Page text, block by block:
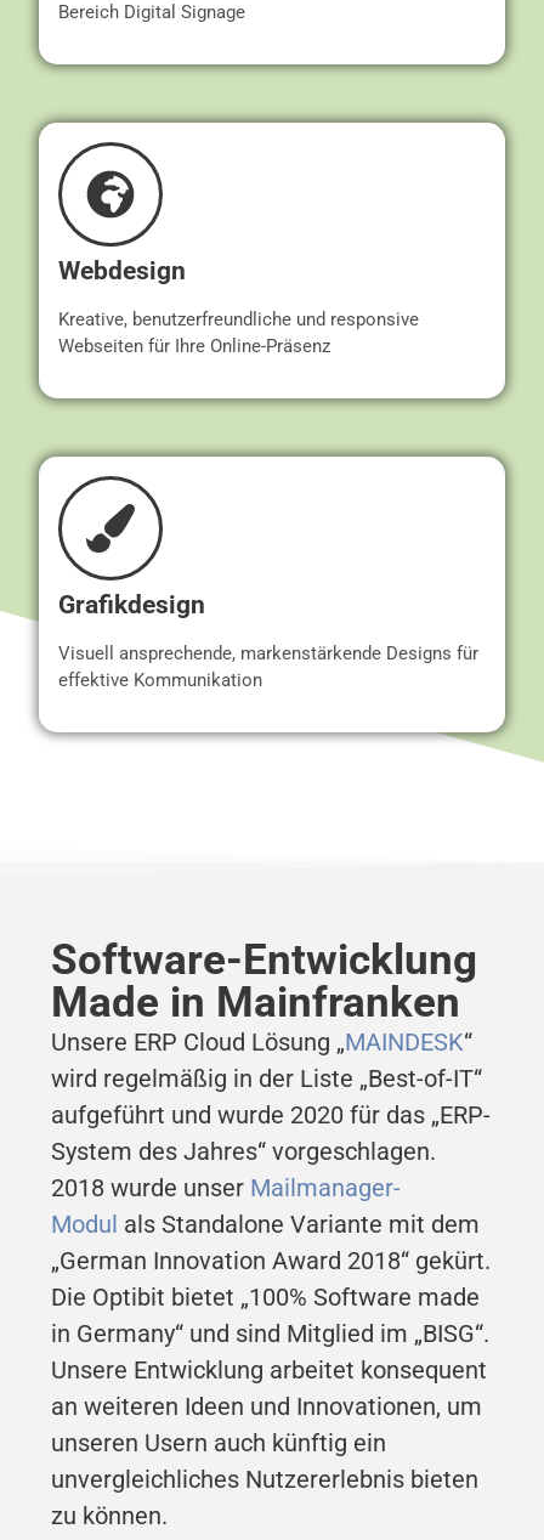
Bereich Digital Signage
Webdesign
Kreative, benutzerfreundliche und responsive
Webseiten für Ihre Online-Präsenz
Grafikdesign
Visuell ansprechende, markenstärkende Designs für
effektive Kommunikation
Software-Entwicklung
Made in Mainfranken
Unsere ERP Cloud Lösung „MAINDESK“
wird regelmäßig in der Liste „Best-of-IT“
aufgeführt und wurde 2020 für das „ERP-
System des Jahres“ vorgeschlagen.
2018 wurde unser Mailmanager-
Modul als Standalone Variante mit dem
„German Innovation Award 2018“ gekürt.
Die Optibit bietet „100% Software made
in Germany“ und sind Mitglied im „BISG“.
Unsere Entwicklung arbeitet konsequent
an weiteren Ideen und Innovationen, um
unseren Usern auch künftig ein
unvergleichliches Nutzererlebnis bieten
zu können.